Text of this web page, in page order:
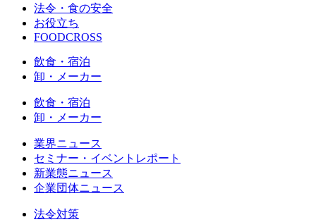
法令・食の安全
お役立ち
FOODCROSS
飲食・宿泊
卸・メーカー
飲食・宿泊
卸・メーカー
業界ニュース
セミナー・イベントレポート
新業態ニュース
企業団体ニュース
法令対策